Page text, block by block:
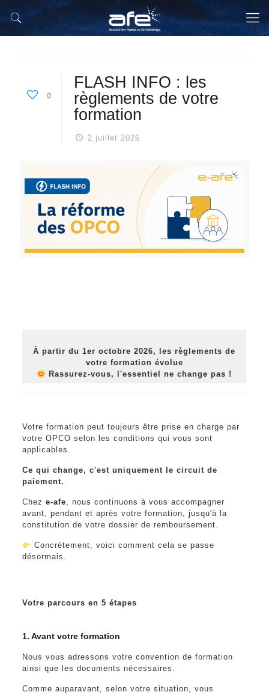
0
FLASH INFO : les
règlements de votre
formation
2 juillet 2026
À partir du 1er octobre 2026,
les règlements de
votre formation évolue
Rassurez-vous, l'essentiel ne change pas !
Votre formation peut toujours être prise en charge par
votre OPCO selon les conditions qui vous sont
applicables.
Ce qui change, c'est uniquement le circuit de
paiement.
Chez e-afe, nous continuons à vous accompagner
avant, pendant et après votre formation, jusqu'à la
constitution de votre dossier de remboursement.
Concrètement, voici comment cela se passe
désormais.
Votre parcours en 5 étapes
1. Avant votre formation
Nous vous adressons votre convention de formation
ainsi que les documents nécessaires.
Comme auparavant, selon votre situation, vous